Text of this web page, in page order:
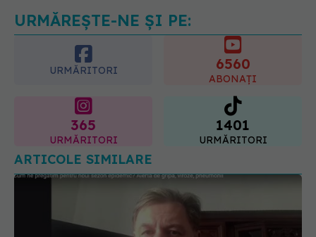
URMĂREȘTE-NE ȘI PE:
URMĂRITORI 6560
ABONAȚI
365
URMĂRITORI
1401
URMĂRITORI
ARTICOLE SIMILARE